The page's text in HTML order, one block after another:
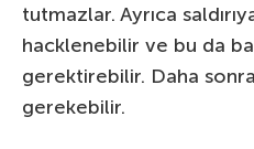
tutmazlar. Ayrıca
hacklenebilir ve bu da
gerektirebilir. Daha
gerekebilir.